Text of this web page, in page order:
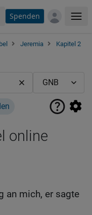
Spenden
Jeremia
Kapitel 2
online
an mich, er sagte